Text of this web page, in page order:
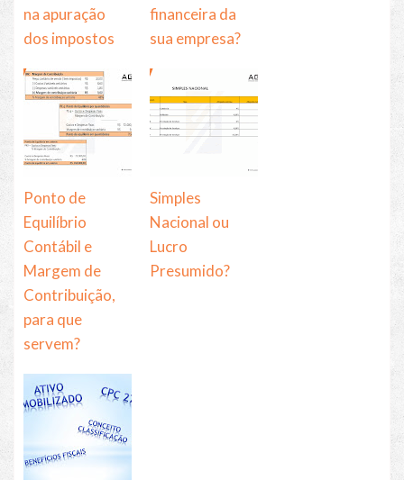
na apuração
dos impostos
financeira da
sua empresa?
Ponto de
Equilíbrio
Contábil e
Margem de
Contribuição,
para que
servem?
Simples
Nacional ou
Lucro
Presumido?